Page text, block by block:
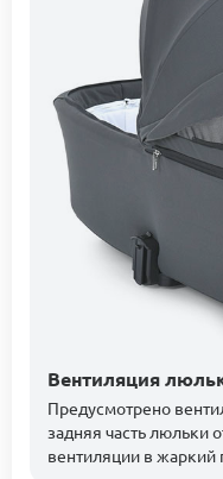
Вентиляция
Предусмотрено
задняя часть люльки
вентиляции в жаркий